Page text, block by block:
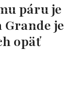
páru je
je
opäť